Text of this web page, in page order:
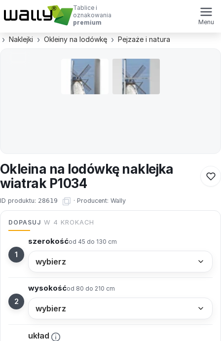
Tablice i
oznakowania
premium
Menu
Naklejki Okleiny na lodówkę Pejzaże i natura
Okleina na lodówkę naklejka
wiatrak P1034
ID produktu: 28619 · Producent: Wally
DOPASUJ W 4 KROKACH
szerokośćod 45 do 130 cm
wysokośćod 80 do 210 cm
układ